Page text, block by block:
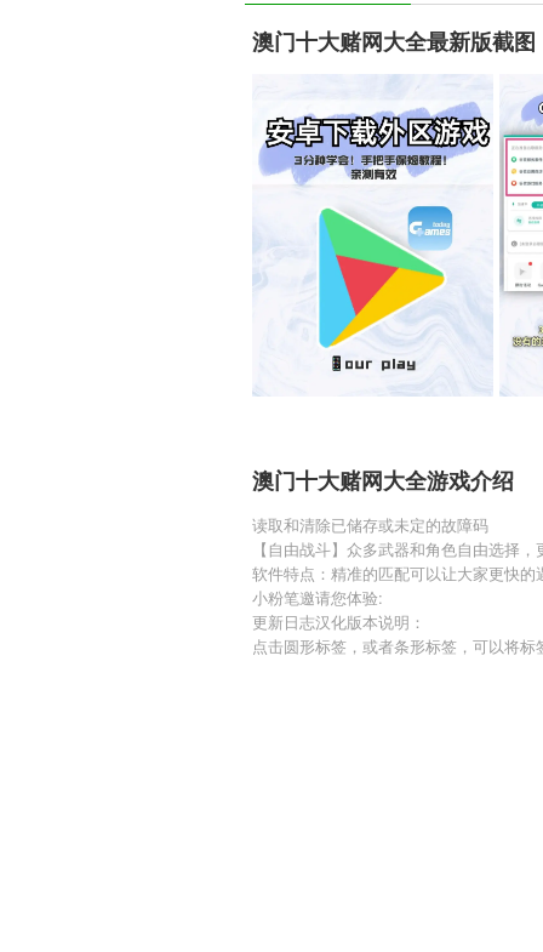
澳门十大赌网大全最新版截图
澳门十大赌网大全游戏介绍
读取和清除已储存或未定的故障码
【自由战斗】众多武器和角色自由选择
软件特点：精准的匹配可以让大家更快的
小粉笔邀请您体验:
更新日志汉化版本说明：
点击圆形标签，或者条形标签，可以将